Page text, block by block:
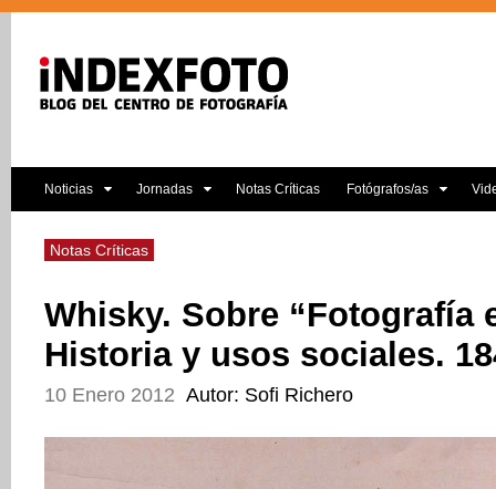
Noticias Jornadas Notas Críticas Fotógrafos/as
Notas Críticas
Whisky. Sobre “Fotografía
Historia y usos sociales.
10 Enero 2012 Autor: Sofi Richero